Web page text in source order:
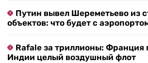
Путин вывел Шереметьево из
объектов: что будет с
Rafale за триллионы: Франция
Индии целый воздушный флот